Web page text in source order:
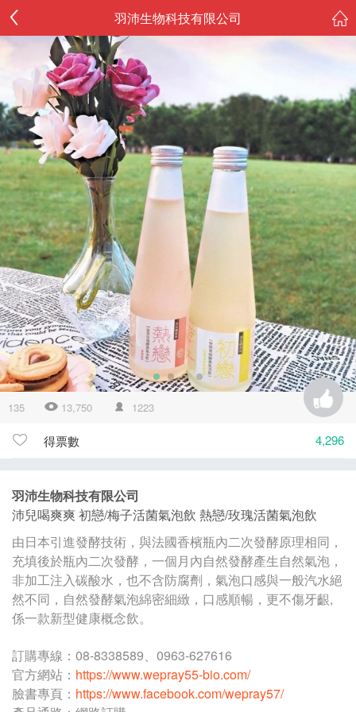
羽沛生物科技有限公司
135 13,750 1223
得票數 4,296
羽沛生物科技有限公司
沛兒喝爽爽 初戀/梅子活菌氣泡飲 熱戀/玫瑰活菌氣泡飲
由日本引進發酵技術，與法國香檳瓶內二次發酵原理相同，
充填後於瓶內二次發酵，一個月內自然發酵產生自然氣泡，
非加工注入碳酸水，也不含防腐劑，氣泡口感與一般汽水絕
然不同，自然發酵氣泡綿密細緻，口感順暢，更不傷牙齦,
係一款新型健康概念飲。
訂購專線：08-8338589、0963-627616
官方網站： https://www.wepray55-bio.com/
臉書專頁： https://www.facebook.com/wepray57/